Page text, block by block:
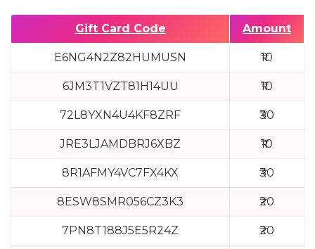
Gift Card Code Amount
E6NG4N2Z82HUMUSN ₹10
6JM3T1VZT81H14UU ₹10
72L8YXN4U4KF8ZRF ₹30
JRE3LJAMDBRJ6XBZ ₹10
8R1AFMY4VC7FX4KX ₹30
8ESW8SMR056CZ3K3 ₹20
7PN8T188J5E5R24Z ₹20